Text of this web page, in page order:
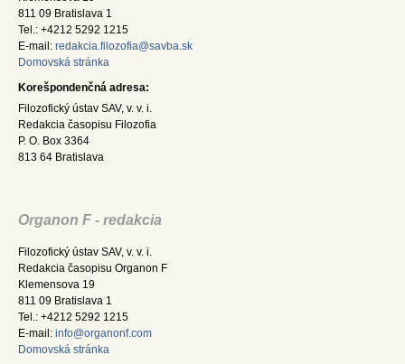
811 09 Bratislava 1
Tel.: +4212 5292 1215
E-mail: redakcia.filozofia@savba.sk
Domovská stránka
Korešpondenčná adresa:
Filozofický ústav SAV, v. v. i.
Redakcia časopisu Filozofia
P. O. Box 3364
813 64 Bratislava
Organon F - redakcia
Filozofický ústav SAV, v. v. i.
Redakcia časopisu Organon F
Klemensova 19
811 09 Bratislava 1
Tel.: +4212 5292 1215
E-mail: info@organonf.com
Domovská stránka